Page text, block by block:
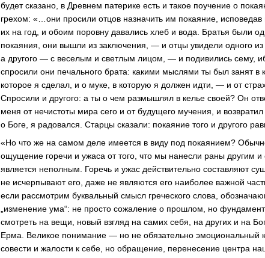
будет сказано, в Древнем патерике есть и такое поучение о
грехом: «…они просили отцов назначить им покаяние,
их на год, и обоим поровну давались хлеб и вода. Братья были
покаяния, они вышли из заключения, — и отцы увидели одного
а другого — с веселым и светлым лицом, — и подивились сему,
спросили они печального брата: какими мыслями ты был занят
которое я сделал, и о муке, в которую я должен идти, — и от
Спросили и другого: а ты о чем размышлял в келье своей? Он
меня от нечистоты мира сего и от будущего мучения, и
о Боге, я радовался. Старцы сказали: покаяние того и другого
«Но что же на самом деле имеется в виду под покаянием?
ощущение горечи и ужаса от того, что мы нанесли раны другим
является неполным. Горечь и ужас действительно составляют
не исчерпывают его, даже не являются его наиболее важной
если рассмотрим буквальный смысл греческого слова,
„изменение ума“: не просто сожаление о прошлом, но
смотреть на вещи, новый взгляд на самих себя, на других и на
Ерма. Великое понимание — но не обязательно эмоциональный
совести и жалости к себе, но обращение, перенесение центра